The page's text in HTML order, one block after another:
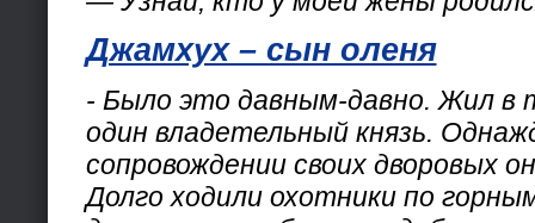
Джамхух – сын оленя
- Было это давным-давно. Жил в
один владетельный князь.
сопровождении своих дворовых
Долго ходили охотники по